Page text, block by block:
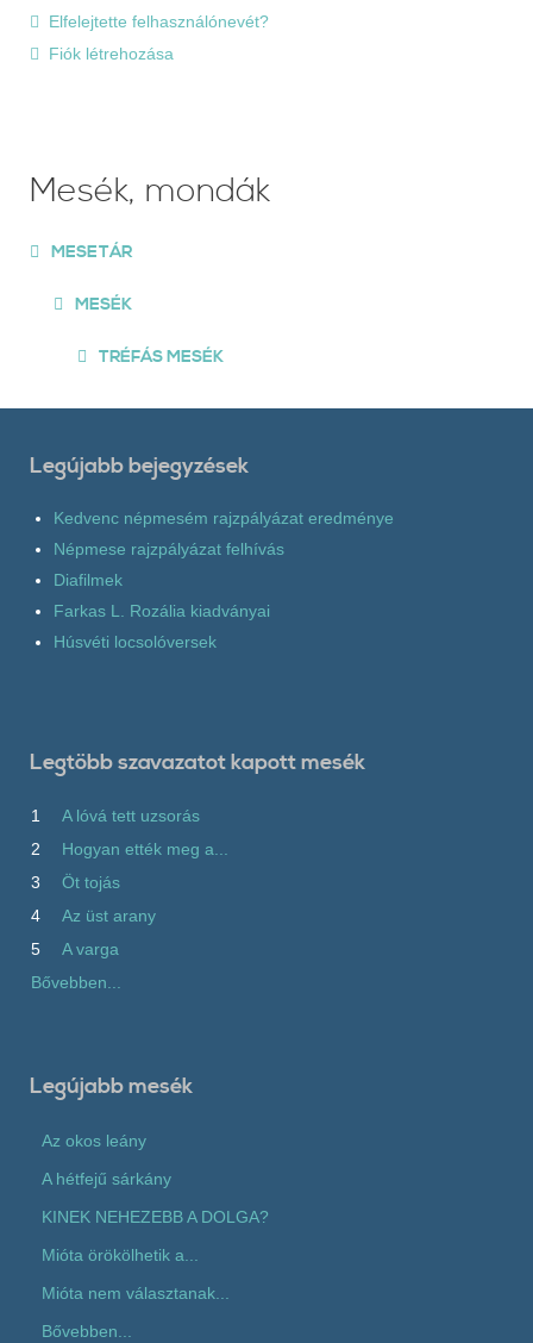
Elfelejtette felhasználónevét?
Fiók létrehozása
Mesék, mondák
MESETÁR
MESÉK
TRÉFÁS MESÉK
Legújabb bejegyzések
Kedvenc népmesém rajzpályázat eredménye
Népmese rajzpályázat felhívás
Diafilmek
Farkas L. Rozália kiadványai
Húsvéti locsolóversek
Legtöbb szavazatot kapott mesék
1
A lóvá tett uzsorás
2
Hogyan ették meg a...
3
Öt tojás
4
Az üst arany
5
A varga
Bővebben...
Legújabb mesék
Az okos leány
A hétfejű sárkány
KINEK NEHEZEBB A DOLGA?
Mióta örökölhetik a...
Mióta nem választanak...
Bővebben...